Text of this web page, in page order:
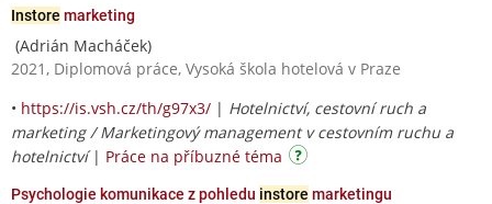
Instore marketing
(Adrián Macháček)
2021, Diplomová práce, Vysoká škola hotelová v Praze
• https://is.vsh.cz/th/g97x3/ | Hotelnictví, cestovní ruch a
marketing / Marketingový management v cestovním ruchu a
hotelnictví| Práce na příbuzné téma
Psychologie komunikace z pohledu instore marketingu